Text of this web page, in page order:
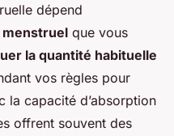
dépend
que vous
la quantité habituelle
vos règles pour
la capacité d’absorption
offrent souvent des